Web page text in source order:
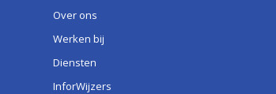
Over ons
Werken bij
Diensten
InforWijzers